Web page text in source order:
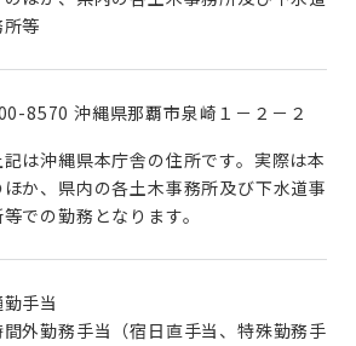
等
8570 沖縄県那覇市泉崎１－２－２
は沖縄県本庁舎の住所です。実際は本
ほか、県内の各土木事務所及び下水道事
での勤務となります。
勤手当
間外勤務手当（宿日直手当、特殊勤務手